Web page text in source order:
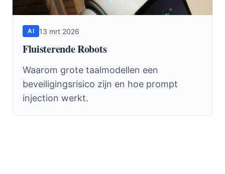
AI 13 mrt 2026
Fluisterende Robots
Waarom grote taalmodellen een
beveiligingsrisico zijn en hoe prompt
injection werkt.